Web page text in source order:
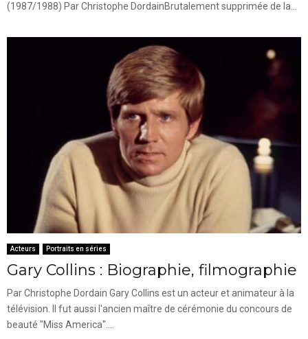
(1987/1988) Par Christophe DordainBrutalement supprimée de la...
Acteurs Portraits en séries
Gary Collins : Biographie, filmographie
Par Christophe Dordain Gary Collins est un acteur et animateur à la
télévision. Il fut aussi l'ancien maître de cérémonie du concours de
beauté "Miss America"....